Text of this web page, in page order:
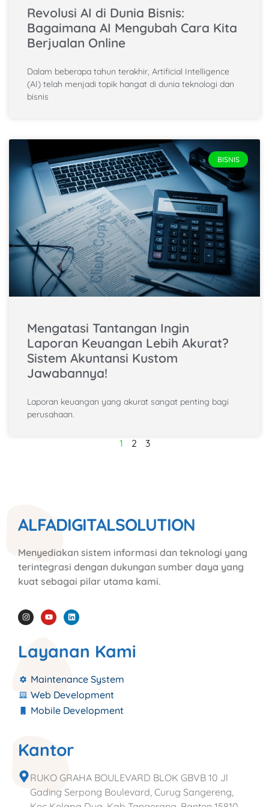
Revolusi AI di Dunia Bisnis:
Bagaimana AI Mengubah Cara Kita
Berjualan Online
Dalam beberapa tahun terakhir, Artificial Intelligence
(AI) telah menjadi topik hangat di dunia teknologi dan
bisnis
BISNIS
Mengatasi Tantangan Ingin
Laporan Keuangan Lebih Akurat?
Sistem Akuntansi Kustom
Jawabannya!
Laporan keuangan yang akurat sangat penting bagi
perusahaan.
1 2 3
ALFADIGITALSOLUTION
Menyediakan sistem informasi dan teknologi yang
terintegrasi dengan dukungan sumber daya yang
kuat sebagai pilar utama kami.
Layanan Kami
Maintenance System
Web Development
Mobile Development
Kantor
RUKO GRAHA BOULEVARD BLOK GBVB 10 Jl
Gading Serpong Boulevard, Curug Sangereng,